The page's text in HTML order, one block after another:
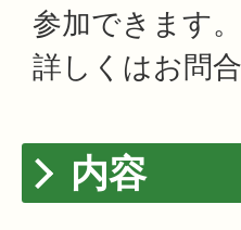
参加できます。
詳しくはお問
内容